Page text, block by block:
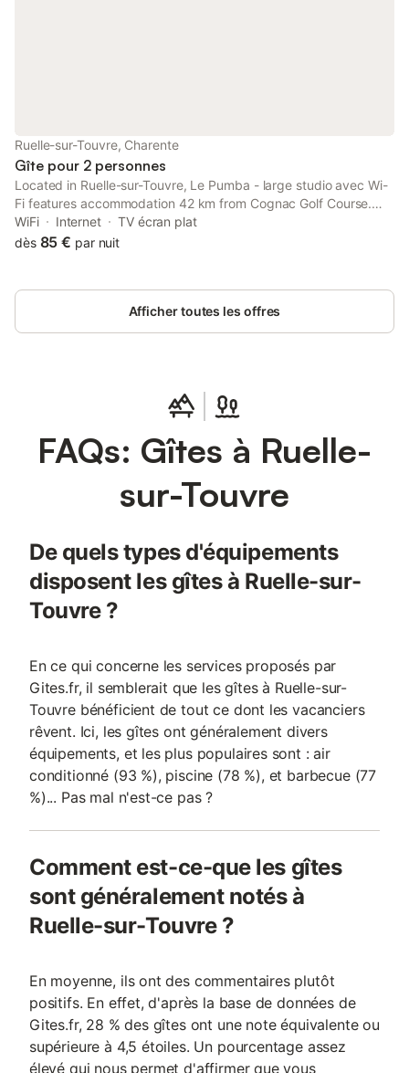
Ruelle-sur-Touvre, Charente
Gîte pour 2 personnes
Located in Ruelle-sur-Touvre, Le Pumba - large studio avec Wi-
Fi features accommodation 42 km from Cognac Golf Course.
Free WiFi is available throughout the property and Hirondelle
Golf Course is 10 km away.
WiFi Internet
TV écran plat
dès 85 € par nuit
Afficher toutes les offres
FAQs: Gîtes à Ruelle-
sur-Touvre
De quels types d'équipements
disposent les gîtes à Ruelle-sur-
Touvre ?
En ce qui concerne les services proposés par
Gites.fr, il semblerait que les gîtes à Ruelle-sur-
Touvre bénéficient de tout ce dont les vacanciers
rêvent. Ici, les gîtes ont généralement divers
équipements, et les plus populaires sont : air
conditionné (93 %), piscine (78 %), et barbecue (77
%)... Pas mal n'est-ce pas ?
Comment est-ce-que les gîtes
sont généralement notés à
Ruelle-sur-Touvre ?
En moyenne, ils ont des commentaires plutôt
positifs. En effet, d'après la base de données de
Gites.fr, 28 % des gîtes ont une note équivalente ou
supérieure à 4,5 étoiles. Un pourcentage assez
élevé qui nous permet d'affirmer que vous